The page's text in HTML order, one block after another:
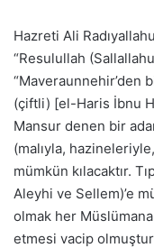
Hazreti Ali
“Resulullah
“Maveraunnehir’den
(çiftli) [el-Haris İbnu
Mansur denen bir
(malıyla,
mümkün kılacaktır.
Aleyhi ve Sellem)’e
olmak her
etmesi vacip